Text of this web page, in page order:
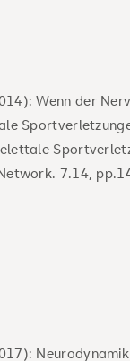
Wenn der
7.14,